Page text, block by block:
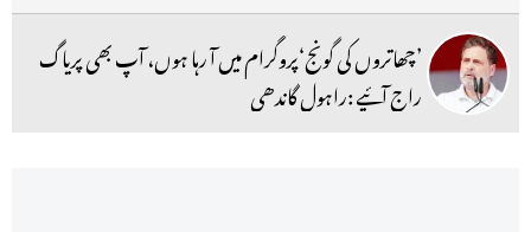
’چھاتروں کی گونج‘پروگرام میں آ رہا ہوں، آپ بھی پریاگ
راج آئیے :راہول گاندھی